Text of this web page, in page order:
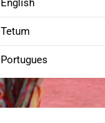
English
Tetum
Portugues